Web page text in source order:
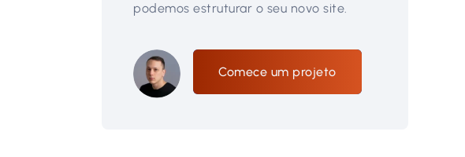
podemos estruturar o seu novo site.
Comece um projeto